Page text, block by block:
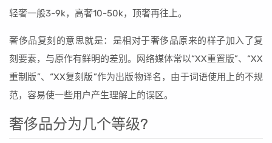
轻奢一般3-9k，高奢10-50k，顶奢再往上。
奢侈品复刻的意思就是：是相对于奢侈品原来的样子加入了复
刻要素，与原作有鲜明的差别。网络媒体常以“XX重置版”、“XX
重制版”、“XX复刻版”作为出版物译名，由于词语使用上的不规
范，容易使一些用户产生理解上的误区。
奢侈品分为几个等级?